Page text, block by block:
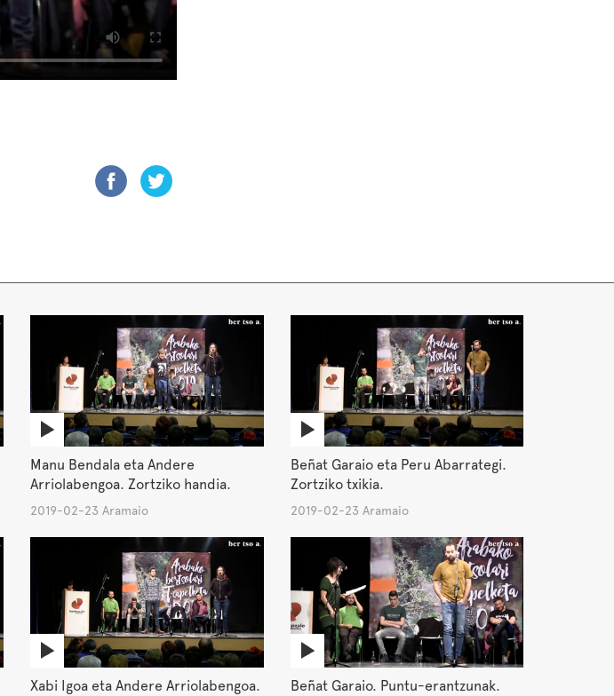
Manu Bendala eta Andere
Arriolabengoa. Zortziko handia.
2019-02-23 Aramaio
Beñat Garaio eta Peru Abarrategi.
Zortziko txikia.
2019-02-23 Aramaio
Xabi Igoa eta Andere Arriolabengoa.
Beñat Garaio. Puntu-erantzunak.